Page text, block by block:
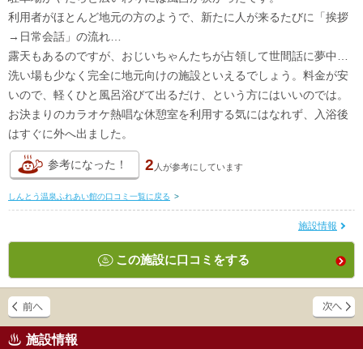
利用者がほとんど地元の方のようで、新たに人が来るたびに「挨拶
→日常会話」の流れ…
露天もあるのですが、おじいちゃんたちが占領して世間話に夢中…
洗い場も少なく完全に地元向けの施設といえるでしょう。料金が安
いので、軽くひと風呂浴びて出るだけ、という方にはいいのでは。
お決まりのカラオケ熱唱な休憩室を利用する気にはなれず、入浴後
はすぐに外へ出ました。
参考になった！ 2 人が参考にしています
しんとう温泉ふれあい館の口コミ一覧に戻る >
施設情報
この施設に口コミをする
施設情報